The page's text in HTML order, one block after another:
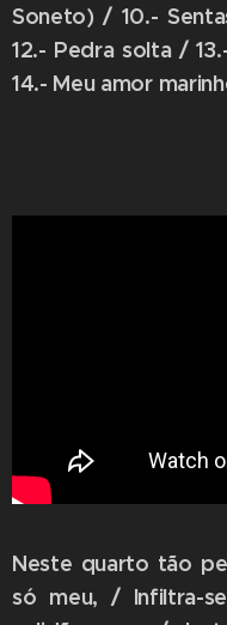
Soneto) / 10.-
12.- Pedra solta /
14.- Meu amor
Neste quarto tão
só meu, / Infiltra-